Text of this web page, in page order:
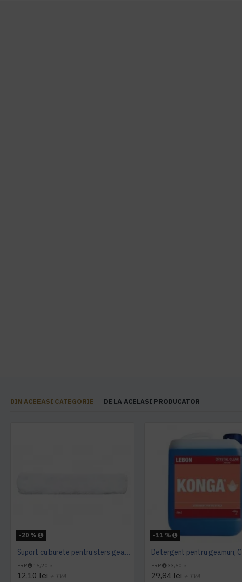
DIN ACEEASI CATEGORIE DE LA ACELASI PRODUCATOR
-20 %
Suport cu burete pentru sters geamuri 35cm Limpio
PRP 15,20 lei
12,10 lei + TVA
-11 %
PRP 33,50 lei
29,84 lei + TVA